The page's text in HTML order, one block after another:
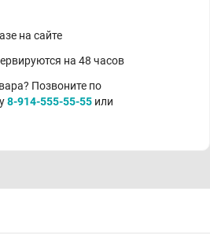
на сайте
на 48 часов
Позвоните по
8-914-555-55-55 или